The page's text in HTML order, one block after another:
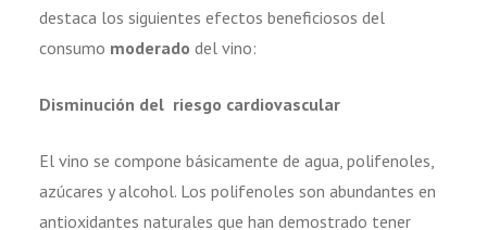
destaca los siguientes efectos beneficiosos del
consumo moderado del vino:
Disminución del riesgo cardiovascular
El vino se compone básicamente de agua, polifenoles,
azúcares y alcohol. Los polifenoles son abundantes en
antioxidantes naturales que han demostrado tener